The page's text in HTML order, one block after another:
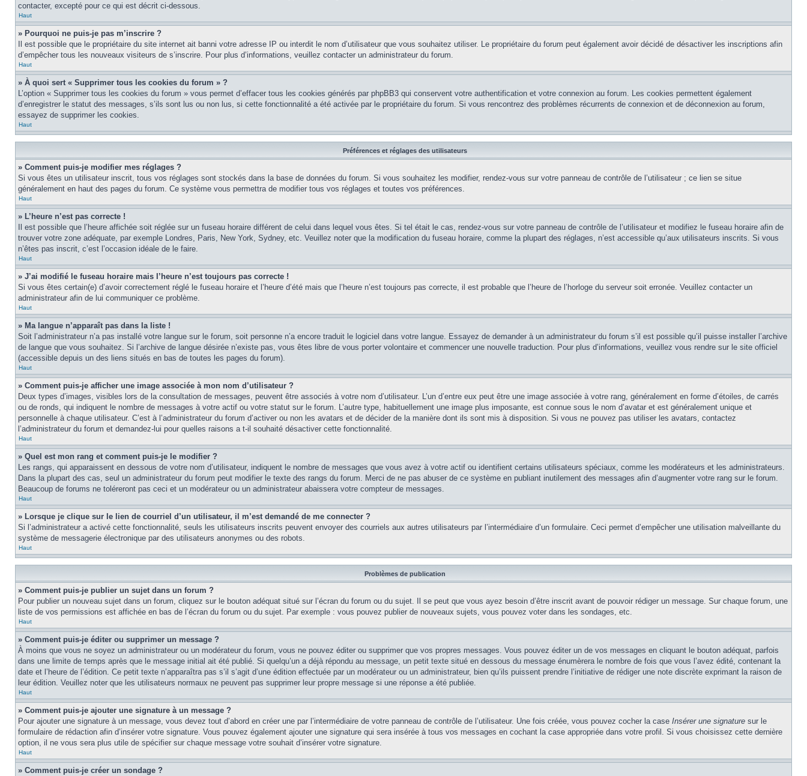
contacter, excepté pour ce qui est décrit ci-dessous.
Haut
» Pourquoi ne puis-je pas m’inscrire ?
Il est possible que le propriétaire du site internet ait banni votre adresse IP ou interdit le nom d’utilisateur que vous souhaitez utiliser. Le propriétaire du forum peut également avoir décidé de désactiver les inscriptions afin
d’empêcher tous les nouveaux visiteurs de s’inscrire. Pour plus d’informations, veuillez contacter un administrateur du forum.
Haut
» À quoi sert « Supprimer tous les cookies du forum » ?
L’option « Supprimer tous les cookies du forum » vous permet d’effacer tous les cookies générés par phpBB3 qui conservent votre authentification et votre connexion au forum. Les cookies permettent également
d’enregistrer le statut des messages, s’ils sont lus ou non lus, si cette fonctionnalité a été activée par le propriétaire du forum. Si vous rencontrez des problèmes récurrents de connexion et de déconnexion au forum,
essayez de supprimer les cookies.
Haut
Préférences et réglages des utilisateurs
» Comment puis-je modifier mes réglages ?
Si vous êtes un utilisateur inscrit, tous vos réglages sont stockés dans la base de données du forum. Si vous souhaitez les modifier, rendez-vous sur votre panneau de contrôle de l’utilisateur ; ce lien se situe
généralement en haut des pages du forum. Ce système vous permettra de modifier tous vos réglages et toutes vos préférences.
Haut
» L’heure n’est pas correcte !
Il est possible que l’heure affichée soit réglée sur un fuseau horaire différent de celui dans lequel vous êtes. Si tel était le cas, rendez-vous sur votre panneau de contrôle de l’utilisateur et modifiez le fuseau horaire afin de
trouver votre zone adéquate, par exemple Londres, Paris, New York, Sydney, etc. Veuillez noter que la modification du fuseau horaire, comme la plupart des réglages, n’est accessible qu’aux utilisateurs inscrits. Si vous
n’êtes pas inscrit, c’est l’occasion idéale de le faire.
Haut
» J’ai modifié le fuseau horaire mais l’heure n’est toujours pas correcte !
Si vous êtes certain(e) d’avoir correctement réglé le fuseau horaire et l’heure d’été mais que l’heure n’est toujours pas correcte, il est probable que l’heure de l’horloge du serveur soit erronée. Veuillez contacter un
administrateur afin de lui communiquer ce problème.
Haut
» Ma langue n’apparaît pas dans la liste !
Soit l’administrateur n’a pas installé votre langue sur le forum, soit personne n’a encore traduit le logiciel dans votre langue. Essayez de demander à un administrateur du forum s’il est possible qu’il puisse installer l’archive
de langue que vous souhaitez. Si l’archive de langue désirée n’existe pas, vous êtes libre de vous porter volontaire et commencer une nouvelle traduction. Pour plus d’informations, veuillez vous rendre sur le site officiel
(accessible depuis un des liens situés en bas de toutes les pages du forum).
Haut
» Comment puis-je afficher une image associée à mon nom d’utilisateur ?
Deux types d’images, visibles lors de la consultation de messages, peuvent être associés à votre nom d’utilisateur. L’un d’entre eux peut être une image associée à votre rang, généralement en forme d’étoiles, de carrés
ou de ronds, qui indiquent le nombre de messages à votre actif ou votre statut sur le forum. L’autre type, habituellement une image plus imposante, est connue sous le nom d’avatar et est généralement unique et
personnelle à chaque utilisateur. C’est à l’administrateur du forum d’activer ou non les avatars et de décider de la manière dont ils sont mis à disposition. Si vous ne pouvez pas utiliser les avatars, contactez
l’administrateur du forum et demandez-lui pour quelles raisons a t-il souhaité désactiver cette fonctionnalité.
Haut
» Quel est mon rang et comment puis-je le modifier ?
Les rangs, qui apparaissent en dessous de votre nom d’utilisateur, indiquent le nombre de messages que vous avez à votre actif ou identifient certains utilisateurs spéciaux, comme les modérateurs et les administrateurs.
Dans la plupart des cas, seul un administrateur du forum peut modifier le texte des rangs du forum. Merci de ne pas abuser de ce système en publiant inutilement des messages afin d’augmenter votre rang sur le forum.
Beaucoup de forums ne toléreront pas ceci et un modérateur ou un administrateur abaissera votre compteur de messages.
Haut
» Lorsque je clique sur le lien de courriel d’un utilisateur, il m’est demandé de me connecter ?
Si l’administrateur a activé cette fonctionnalité, seuls les utilisateurs inscrits peuvent envoyer des courriels aux autres utilisateurs par l’intermédiaire d’un formulaire. Ceci permet d’empêcher une utilisation malveillante du
système de messagerie électronique par des utilisateurs anonymes ou des robots.
Haut
Problèmes de publication
» Comment puis-je publier un sujet dans un forum ?
Pour publier un nouveau sujet dans un forum, cliquez sur le bouton adéquat situé sur l’écran du forum ou du sujet. Il se peut que vous ayez besoin d’être inscrit avant de pouvoir rédiger un message. Sur chaque forum, une
liste de vos permissions est affichée en bas de l’écran du forum ou du sujet. Par exemple : vous pouvez publier de nouveaux sujets, vous pouvez voter dans les sondages, etc.
Haut
» Comment puis-je éditer ou supprimer un message ?
À moins que vous ne soyez un administrateur ou un modérateur du forum, vous ne pouvez éditer ou supprimer que vos propres messages. Vous pouvez éditer un de vos messages en cliquant le bouton adéquat, parfois
dans une limite de temps après que le message initial ait été publié. Si quelqu’un a déjà répondu au message, un petit texte situé en dessous du message énumèrera le nombre de fois que vous l’avez édité, contenant la
date et l’heure de l’édition. Ce petit texte n’apparaîtra pas s’il s’agit d’une édition effectuée par un modérateur ou un administrateur, bien qu’ils puissent prendre l’initiative de rédiger une note discrète exprimant la raison de
leur édition. Veuillez noter que les utilisateurs normaux ne peuvent pas supprimer leur propre message si une réponse a été publiée.
Haut
» Comment puis-je ajouter une signature à un message ?
Pour ajouter une signature à un message, vous devez tout d’abord en créer une par l’intermédiaire de votre panneau de contrôle de l’utilisateur. Une fois créée, vous pouvez cocher la case Insérer une signature sur le
formulaire de rédaction afin d’insérer votre signature. Vous pouvez également ajouter une signature qui sera insérée à tous vos messages en cochant la case appropriée dans votre profil. Si vous choisissez cette dernière
option, il ne vous sera plus utile de spécifier sur chaque message votre souhait d’insérer votre signature.
Haut
» Comment puis-je créer un sondage ?